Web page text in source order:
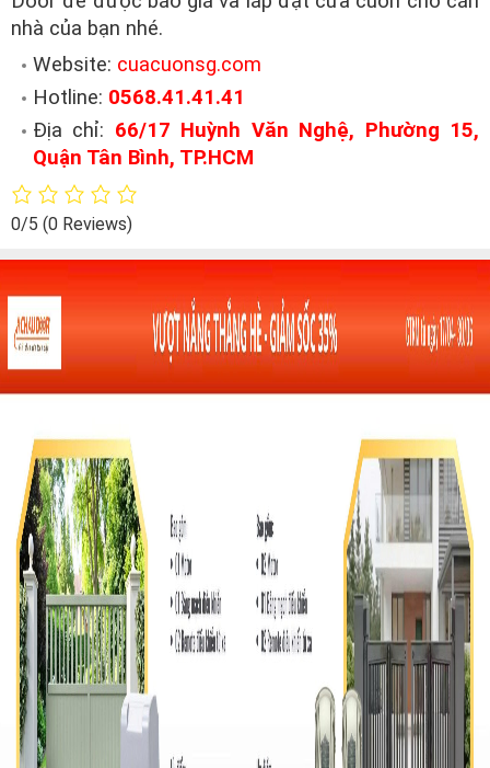
nhà của bạn nhé.
Website: cuacuonsg.com
Hotline: 0568.41.41.41
Địa chỉ: 66/17 Huỳnh Văn Nghệ, Phường 15,
Quận Tân Bình, TP.HCM
0/5 (0 Reviews)